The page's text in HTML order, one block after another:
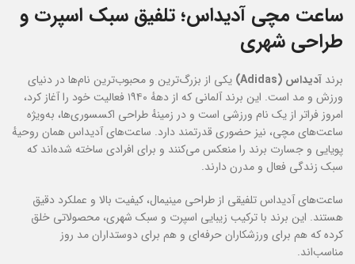
ساعت مچی آدیداس؛ تلفیق سبک اسپرت و
طراحی شهری
برند آدیداس (Adidas)
یکی از بزرگ‌ترین و محبوب‌ترین نام‌ها در دنیای
ورزش و مد است. این برند آلمانی که از دههٔ ۱۹۴۰ فعالیت خود را آغاز کرد،
امروز فراتر از یک نام ورزشی است و در زمینهٔ طراحی اکسسوری‌ها، به‌ویژه
ساعت‌های مچی، نیز حضوری قدرتمند دارد. ساعت‌های آدیداس همان روحیهٔ
پویایی و جسارت برند را منعکس می‌کنند و برای افرادی ساخته شده‌اند که
سبک زندگی فعال و مدرن دارند.
ساعت‌های آدیداس تلفیقی از طراحی مینیمال، کیفیت بالا و عملکرد دقیق
هستند. این برند با ترکیب زیبایی اسپرت و سبک شهری، محصولاتی خلق
کرده که هم برای ورزشکاران حرفه‌ای و هم برای دوستداران مد روز
مناسب‌اند.